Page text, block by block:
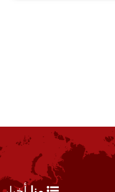
22 EYL
2017
تم تحديث قسمنا
الحماية من فيروس